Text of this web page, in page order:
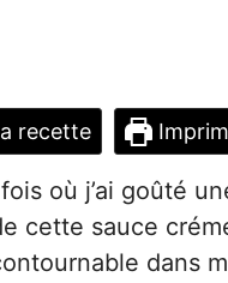
recette
où j’ai goûté
cette sauce
dans